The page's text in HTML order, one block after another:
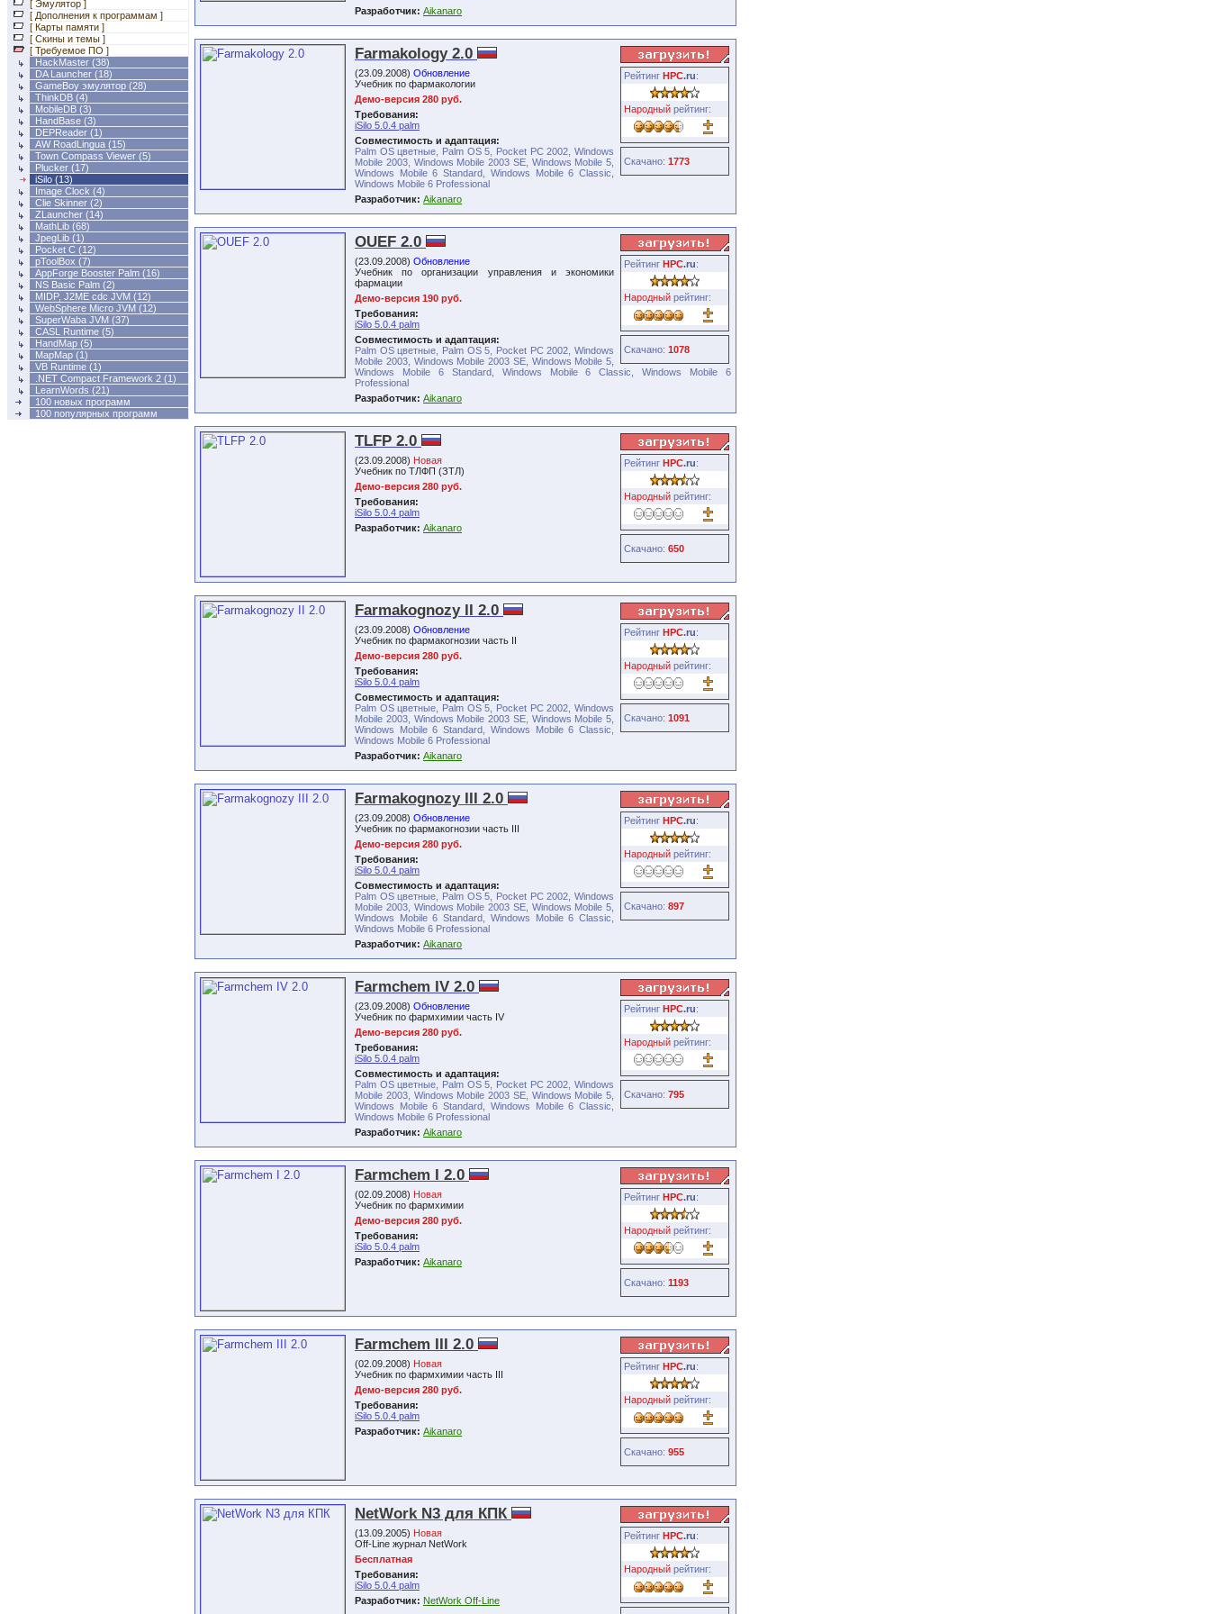
[ Эмулятор ]
[ Дополнения к программам ]
[ Карты памяти ]
[ Скины и темы ]
[ Требуемое ПО ]
HackMaster (38)
DA Launcher (18)
GameBoy эмулятор (28)
ThinkDB (4)
MobileDB (3)
HandBase (3)
DEPReader (1)
AW RoadLingua (15)
Town Compass Viewer (5)
Plucker (17)
iSilo (13)
Image Clock (4)
Clie Skinner (2)
ZLauncher (14)
MathLib (68)
JpegLib (1)
Pocket C (12)
pToolBox (7)
AppForge Booster Palm (16)
NS Basic Palm (2)
MIDP, J2ME cdc JVM (12)
WebSphere Micro JVM (12)
SuperWaba JVM (37)
CASL Runtime (5)
HandMap (5)
MapMap (1)
VB Runtime (1)
.NET Compact Framework 2 (1)
LearnWords (21)
100 новых программ
100 популярных программ
Разработчик: Aikanaro
Рейтинг HPC.ru:
Народный рейтинг:
Скачано: 1773
Farmakology 2.0
(23.09.2008) Обновление
Учебник по фармакологии
Демо-версия 280 руб.
Требования:
iSilo 5.0.4 palm
Совместимость и адаптация:
Palm OS цветные, Palm OS 5, Pocket PC 2002, Windows
Mobile 2003, Windows Mobile 2003 SE, Windows Mobile 5,
Windows Mobile 6 Standard, Windows Mobile 6 Classic,
Windows Mobile 6 Professional
Разработчик: Aikanaro
Рейтинг HPC.ru:
Народный рейтинг:
Скачано: 1078
OUEF 2.0
(23.09.2008) Обновление
Учебник по организации управления и экономики
фармации
Демо-версия 190 руб.
Требования:
iSilo 5.0.4 palm
Совместимость и адаптация:
Palm OS цветные, Palm OS 5, Pocket PC 2002, Windows
Mobile 2003, Windows Mobile 2003 SE, Windows Mobile 5,
Windows Mobile 6 Standard, Windows Mobile 6 Classic, Windows Mobile 6
Professional
Разработчик: Aikanaro
Рейтинг HPC.ru:
Народный рейтинг:
Скачано: 650
TLFP 2.0
(23.09.2008) Новая
Учебник по ТЛФП (ЗТЛ)
Демо-версия 280 руб.
Требования:
iSilo 5.0.4 palm
Разработчик: Aikanaro
Рейтинг HPC.ru:
Народный рейтинг:
Скачано: 1091
Farmakognozy II 2.0
(23.09.2008) Обновление
Учебник по фармакогнозии часть II
Демо-версия 280 руб.
Требования:
iSilo 5.0.4 palm
Совместимость и адаптация:
Palm OS цветные, Palm OS 5, Pocket PC 2002, Windows
Mobile 2003, Windows Mobile 2003 SE, Windows Mobile 5,
Windows Mobile 6 Standard, Windows Mobile 6 Classic,
Windows Mobile 6 Professional
Разработчик: Aikanaro
Рейтинг HPC.ru:
Народный рейтинг:
Скачано: 897
Farmakognozy III 2.0
(23.09.2008) Обновление
Учебник по фармакогнозии часть III
Демо-версия 280 руб.
Требования:
iSilo 5.0.4 palm
Совместимость и адаптация:
Palm OS цветные, Palm OS 5, Pocket PC 2002, Windows
Mobile 2003, Windows Mobile 2003 SE, Windows Mobile 5,
Windows Mobile 6 Standard, Windows Mobile 6 Classic,
Windows Mobile 6 Professional
Разработчик: Aikanaro
Рейтинг HPC.ru:
Народный рейтинг:
Скачано: 795
Farmchem IV 2.0
(23.09.2008) Обновление
Учебник по фармхимии часть IV
Демо-версия 280 руб.
Требования:
iSilo 5.0.4 palm
Совместимость и адаптация:
Palm OS цветные, Palm OS 5, Pocket PC 2002, Windows
Mobile 2003, Windows Mobile 2003 SE, Windows Mobile 5,
Windows Mobile 6 Standard, Windows Mobile 6 Classic,
Windows Mobile 6 Professional
Разработчик: Aikanaro
Рейтинг HPC.ru:
Народный рейтинг:
Скачано: 1193
Farmchem I 2.0
(02.09.2008) Новая
Учебник по фармхимии
Демо-версия 280 руб.
Требования:
iSilo 5.0.4 palm
Разработчик: Aikanaro
Рейтинг HPC.ru:
Народный рейтинг:
Скачано: 955
Farmchem III 2.0
(02.09.2008) Новая
Учебник по фармхимии часть III
Демо-версия 280 руб.
Требования:
iSilo 5.0.4 palm
Разработчик: Aikanaro
Рейтинг HPC.ru:
Народный рейтинг:
NetWork N3 для КПК
(13.09.2005) Новая
Off-Line журнал NetWork
Бесплатная
Требования:
iSilo 5.0.4 palm
Разработчик: NetWork Off-Line